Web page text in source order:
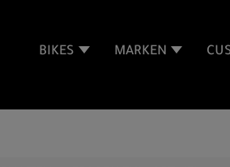
BIKES MARKEN